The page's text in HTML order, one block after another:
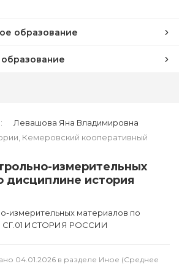
образование
Левашова Яна Владимировна
Кемеровский кооперативный
измерительных
дисциплине история
измерительных материалов по
СГ.01 ИСТОРИЯ РОССИИ
04.01.2026 в разделе Иное (Среднее